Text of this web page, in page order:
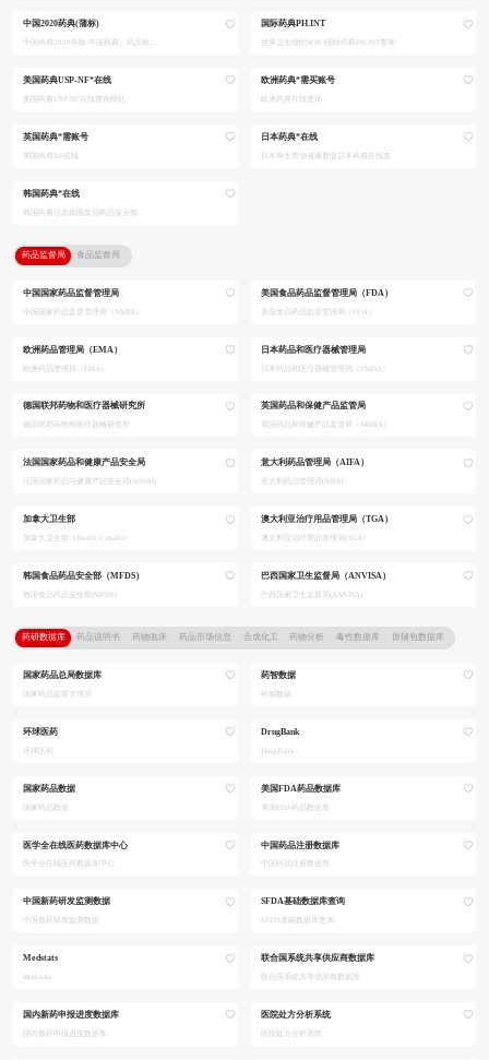
中国2020药典(蒲标)
中国药典2020年版-中国药典、药品标...
国际药典PH.INT
世界卫生组织WHO国际药典PH.INT查询
美国药典USP-NF*在线
美国药典USP-NF在线查询网站
欧洲药典*需买账号
欧洲药典在线查询
英国药典*需账号
英国药典BP在线
日本药典*在线
日本厚生劳动省最新版日本药典在线查
韩国药典*在线
韩国药典信息韩国食品药品安全部
药品监督局 食品监督局
中国国家药品监督管理局
中国国家药品监督管理局（NMPA）
美国食品药品监督管理局（FDA）
美国食品药品监督管理局（FDA）
欧洲药品管理局（EMA）
欧洲药品管理局（EMA）
日本药品和医疗器械管理局
日本药品和医疗器械管理局（PMDA）
德国联邦药物和医疗器械研究所
德国联邦药物和医疗器械研究所
英国药品和保健产品监管局
英国药品和保健产品监管局（MHRA）
法国国家药品和健康产品安全局
法国国家药品与健康产品安全局(ANSM)
意大利药品管理局（AIFA）
意大利药品管理局(AIFA)
加拿大卫生部
加拿大卫生部（Health Canada）
澳大利亚治疗用品管理局（TGA）
澳大利亚治疗用品管理局(TGA)
韩国食品药品安全部（MFDS）
韩国食品药品安全部(MFDS)
巴西国家卫生监督局（ANVISA）
巴西国家卫生监督局(ANVISA)
药研数据库 药品说明书 药物临床 药品市场信息 合成化工 药物分析 毒性数据库 原辅包数据库
国家药品总局数据库
国家药品监督管理局
药智数据
药智数据
环球医药
环球医药
DrugBank
DrugBank
国家药品数据
国家药品数据
美国FDA药品数据库
美国FDA药品数据库
医学全在线医药数据库中心
医学全在线医药数据库中心
中国药品注册数据库
中国药品注册数据库
中国新药研发监测数据
中国新药研发监测数据
SFDA基础数据库查询
SFDA基础数据库查询
Medstats
Medstats
联合国系统共享供应商数据库
联合国系统共享供应商数据库
国内新药申报进度数据库
国内新药申报进度数据库
医院处方分析系统
医院处方分析系统